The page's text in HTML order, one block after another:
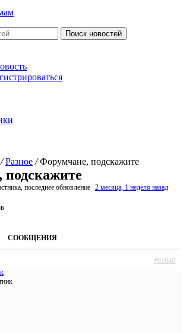
Поиск новостей
/ Разное / Форумчане, подскажите
последнее обновление 2 месяца, 1 неделя назад
СООБЩЕНИЯ
#61640